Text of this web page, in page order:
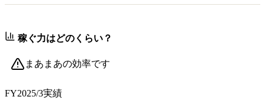
稼ぐ力はどのくらい？
まあまあの効率です
FY2025/3実績